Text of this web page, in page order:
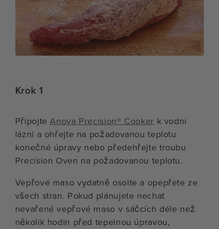
Krok 1
PřipojteAnova Precision® Cooker k vodní
lázni a ohřejte na požadovanou teplotu
konečné úpravy nebo předehřejte troubu
Precision Oven na požadovanou teplotu.
Vepřové maso vydatně osolte a opepřete ze
všech stran. Pokud plánujete nechat
nevařené vepřové maso v sáčcích déle než
několik hodin před tepelnou úpravou,